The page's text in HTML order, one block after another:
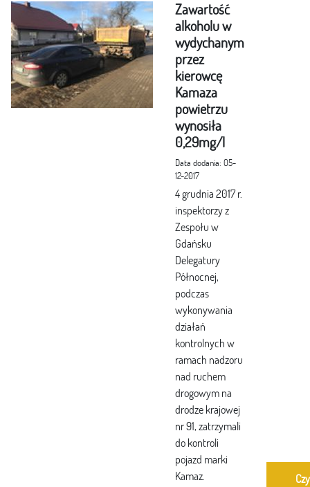
Zawartość
alkoholu w
wydychanym
przez
kierowcę
Kamaza
powietrzu
wynosiła
0,29mg/l
Data dodania: 05-
12-2017
4 grudnia 2017 r.
inspektorzy z
Zespołu w
Gdańsku
Delegatury
Północnej,
podczas
wykonywania
działań
kontrolnych w
ramach nadzoru
nad ruchem
drogowym na
drodze krajowej
nr 91, zatrzymali
do kontroli
pojazd marki
Kamaz.